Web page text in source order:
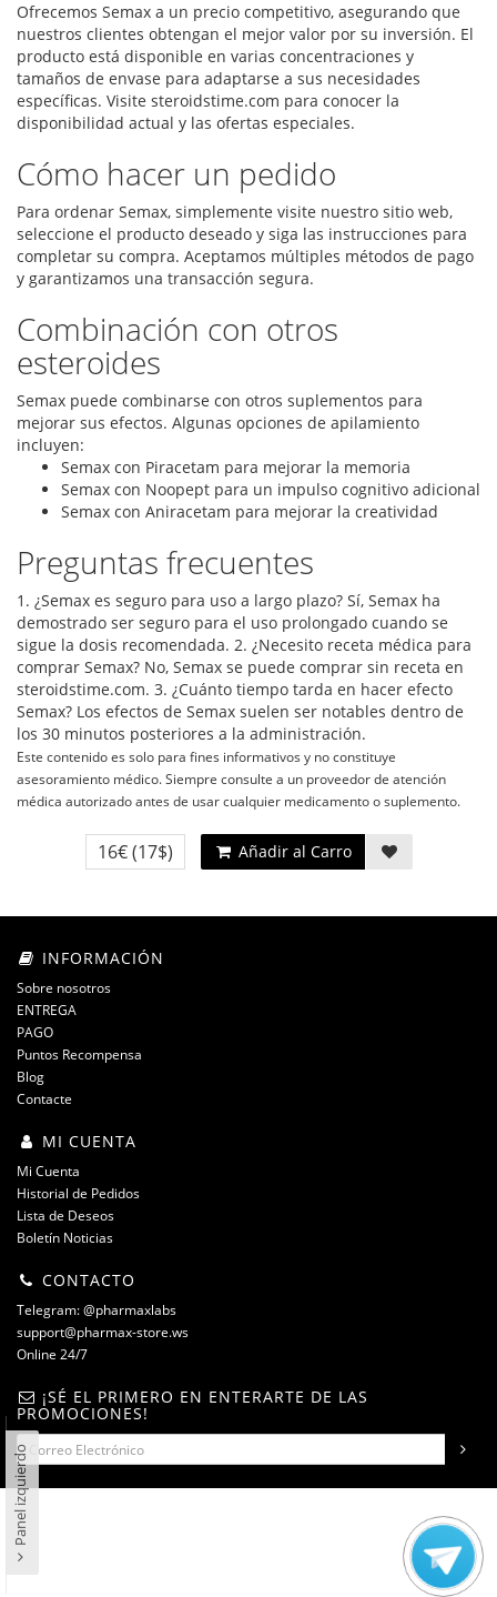
Ofrecemos Semax a un precio competitivo, asegurando que
nuestros clientes obtengan el mejor valor por su inversión. El
producto está disponible en varias concentraciones y
tamaños de envase para adaptarse a sus necesidades
específicas. Visite steroidstime.com para conocer la
disponibilidad actual y las ofertas especiales.
Cómo hacer un pedido
Para ordenar Semax, simplemente visite nuestro sitio web,
seleccione el producto deseado y siga las instrucciones para
completar su compra. Aceptamos múltiples métodos de pago
y garantizamos una transacción segura.
Combinación con otros
esteroides
Semax puede combinarse con otros suplementos para
mejorar sus efectos. Algunas opciones de apilamiento
incluyen:
Semax con Piracetam para mejorar la memoria
Semax con Noopept para un impulso cognitivo adicional
Semax con Aniracetam para mejorar la creatividad
Preguntas frecuentes
1. ¿Semax es seguro para uso a largo plazo? Sí, Semax ha
demostrado ser seguro para el uso prolongado cuando se
sigue la dosis recomendada. 2. ¿Necesito receta médica para
comprar Semax? No, Semax se puede comprar sin receta en
steroidstime.com. 3. ¿Cuánto tiempo tarda en hacer efecto
Semax? Los efectos de Semax suelen ser notables dentro de
los 30 minutos posteriores a la administración.
Este contenido es solo para fines informativos y no constituye
asesoramiento médico. Siempre consulte a un proveedor de atención
médica autorizado antes de usar cualquier medicamento o suplemento.
16€(17$) Añadir al Carro
INFORMACIÓN
Sobre nosotros
ENTREGA
PAGO
Puntos Recompensa
Blog
Contacte
MI CUENTA
Mi Cuenta
Historial de Pedidos
Lista de Deseos
Boletín Noticias
CONTACTO
Telegram: @pharmaxlabs
support@pharmax-store.ws
Online 24/7
¡SÉ EL PRIMERO EN ENTERARTE DE LAS
PROMOCIONES!
steroidshop.ws © -2 – 2026
Panel izquierdo